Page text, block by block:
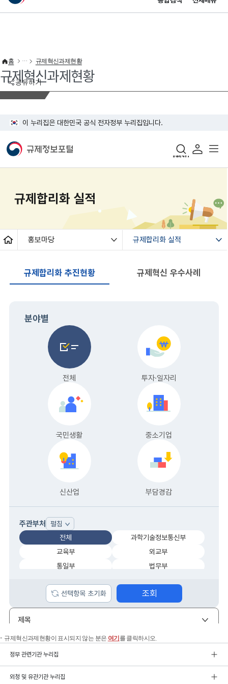
이 누리집은 대한민국 공식 전자정부 누리집입니다.
공유하기
홈 규제혁신과제현황
규제혁신과제현황
규제혁신과제현황이 표시되지 않는 분은 여기 를 클릭하시오.
정부 관련기관 누리집
외청 및 유관기관 누리집